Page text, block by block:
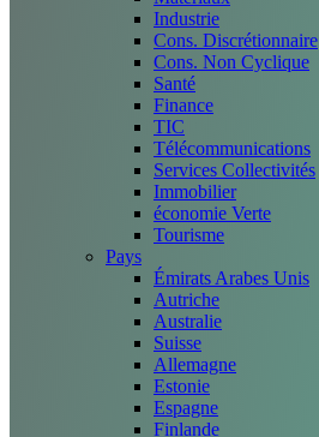
Industrie
Cons. Discrétionnaire
Cons. Non Cyclique
Santé
Finance
TIC
Télécommunications
Services Collectivités
Immobilier
économie Verte
Tourisme
Pays
Émirats Arabes Unis
Autriche
Australie
Suisse
Allemagne
Estonie
Espagne
Finlande